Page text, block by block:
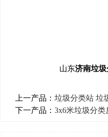
山东济南垃
上一产品： 垃圾分类站 垃
下一产品： 3x6米垃圾分类